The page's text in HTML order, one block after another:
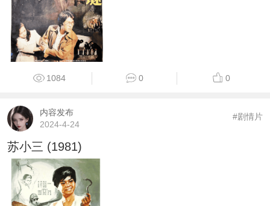
1084 0 0
内容发布
2024-4-24
#剧情片
苏小三 (1981)